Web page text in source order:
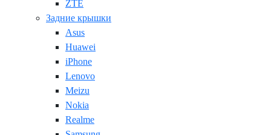
ZTE
Задние крышки
Asus
Huawei
iPhone
Lenovo
Meizu
Nokia
Realme